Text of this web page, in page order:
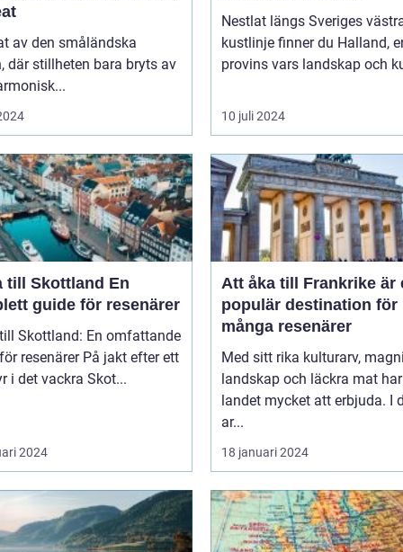
av den småländska
där stillheten bara bryts av
Nestlat längs Sveriges
kustlinje finner du Halland,
provins vars landskap och
10 juli 2024
Skottland En
guide för resenärer
Skottland: En omfattande
På jakt efter ett
i det vackra Skot...
2024
Att åka till Frankrike är
populär destination för
många resenärer
Med sitt rika kulturarv,
landskap och läckra mat har
landet mycket att erbjuda. I
ar...
18 januari 2024